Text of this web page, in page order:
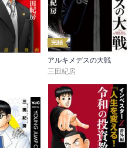
完結
アルキメデスの大戦
三田紀房